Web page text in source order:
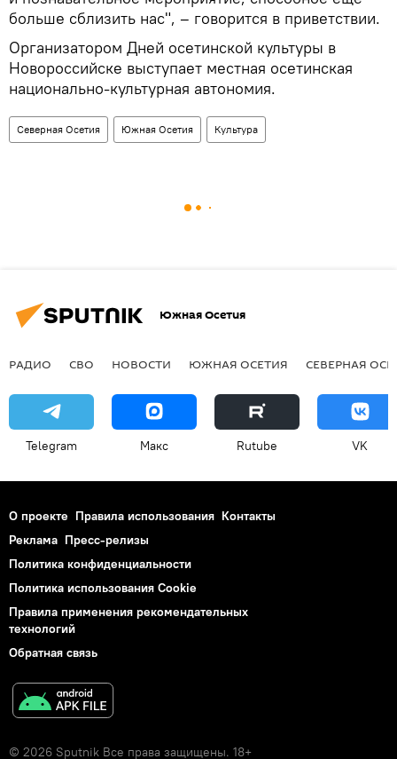
больше сблизить нас", – говорится в приветствии.
Организатором Дней осетинской культуры в
Новороссийске выступает местная осетинская
национально-культурная автономия.
Северная Осетия Южная Осетия Культура
Южная Осетия
РАДИО СВО НОВОСТИ ЮЖНАЯ ОСЕТИЯ СЕВЕРНАЯ
Telegram Макс Rutube VK
О проекте Правила использования Контакты
Реклама Пресс-релизы
Политика конфиденциальности
Политика использования Cookie
Правила применения рекомендательных
технологий
Обратная связь
© 2026 Sputnik Все права защищены. 18+